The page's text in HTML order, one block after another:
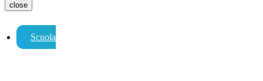
close
Scuola